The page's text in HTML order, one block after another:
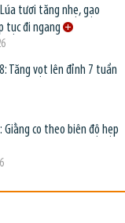
tươi tăng nhẹ, gạo
đi ngang
Tăng vọt lên đỉnh 7 tuần
co theo biên độ hẹp